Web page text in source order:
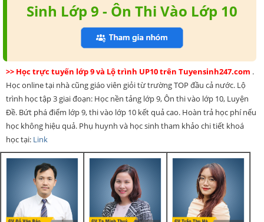
Sinh Lớp 9 - Ôn Thi Vào Lớp 10
>> Học trực tuyến lớp 9 và Lộ trình UP10 trên Tuyensinh247.com .
Học online tại nhà cũng giáo viên giỏi từ trường TOP đầu cả nước. Lộ
trình học tập 3 giai đoạn: Học nền tảng lớp 9, Ôn thi vào lớp 10, Luyện
Đề. Bứt phá điểm lớp 9, thi vào lớp 10 kết quả cao. Hoàn trả học phí nếu
học không hiệu quả. Phụ huynh và học sinh tham khảo chi tiết khoá
học tại: Link